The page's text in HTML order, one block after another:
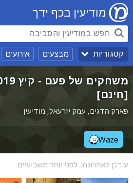
מודיעין בכף ידך
קטגוריות מבצעים אירועים
משחקים של
[חינם]
פארק הדגים, עמק יזרעאל, מודיעין
Waze
עודכן לאחרונה: לפני יותר משבועיים